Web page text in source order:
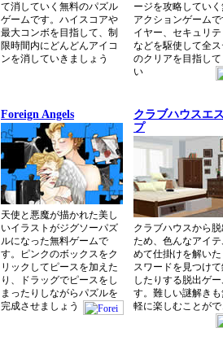
て消していく無料のパズル
ゲームです。ハイスコアや
最大コンボを目指して、制
限時間内にどんどんアイコ
ンを消していきましょう
ージを攻略してい
アクションゲーム
イヤー、セキュリ
などを駆使して全
のクリアを目指し
い
Foreign Angels
天使と悪魔が描かれた美し
いイラストがジグソーパズ
ルになった無料ゲームで
す。ピンクのボックスをク
リックしてピースを加えた
り、ドラッグでピースをし
まったりしながらパズルを
完成させましょう
クラブハウスエ
プ
クラブハウスから
ため、色んなアイ
めて仕掛けを解い
スワードを見つけ
したりする脱出ゲ
す。難しい謎解き
軽に楽しむことが